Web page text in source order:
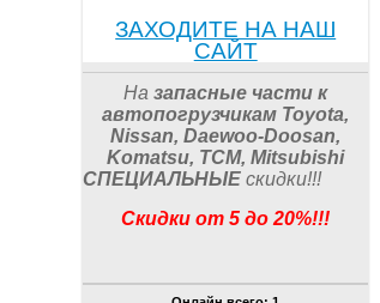
ЗАХОДИТЕ НА НАШ
САЙТ
Назапасные части к
автопогрузчикам Toyota,
Nissan, Daewoo-Doosan,
Komatsu, TCM, Mitsubishi
СПЕЦИАЛЬНЫЕ скидки!!!
Скидки от 5 до 20%!!!